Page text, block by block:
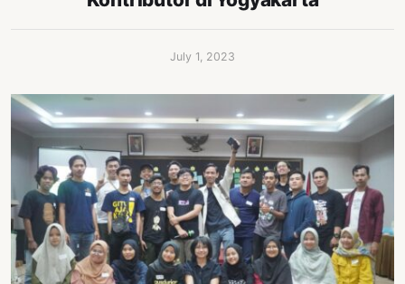
July 1, 2023